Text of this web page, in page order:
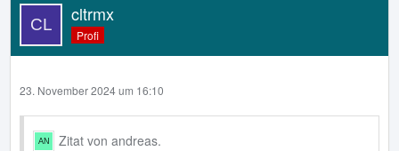
cltrmx
Profi
23. November 2024 um 16:10
Zitat von andreas.